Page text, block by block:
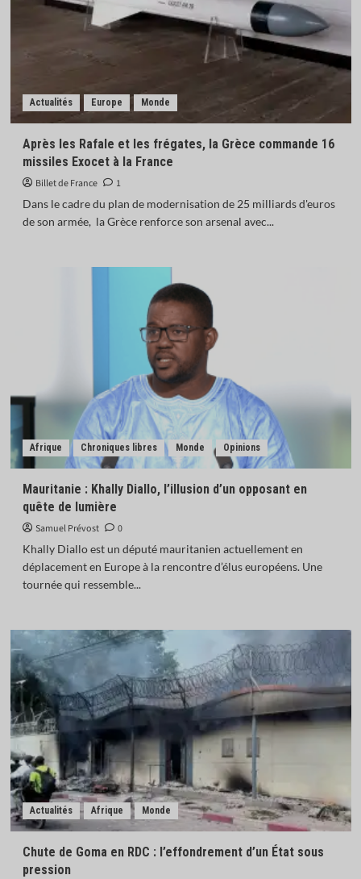
Actualités Europe Monde
Après les Rafale et les frégates, la Grèce commande 16
missiles Exocet à la France
Billet de France
1
Dans le cadre du plan de modernisation de 25 milliards d'euros
de son armée, la Grèce renforce son arsenal avec...
Afrique Chroniques libres Monde Opinions
Mauritanie : Khally Diallo, l’illusion d’un opposant en
quête de lumière
Samuel Prévost
0
Khally Diallo est un député mauritanien actuellement en
déplacement en Europe à la rencontre d’élus européens. Une
tournée qui ressemble...
Actualités Afrique Monde
Chute de Goma en RDC : l’effondrement d’un État sous
pression